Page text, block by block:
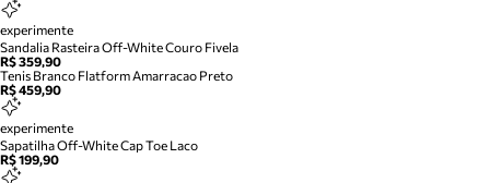
experimente
Sandalia Rasteira Off-White Couro Fivela
R$ 359,90
Tenis Branco Flatform Amarracao Preto
R$ 459,90
experimente
Sapatilha Off-White Cap Toe Laco
R$ 199,90